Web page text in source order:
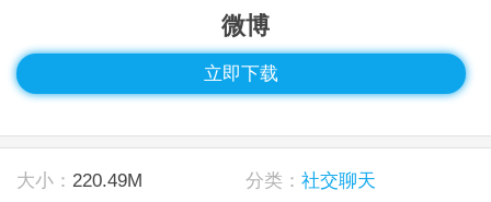
微博
立即下载
大小： 220.49M 分类： 社交聊天